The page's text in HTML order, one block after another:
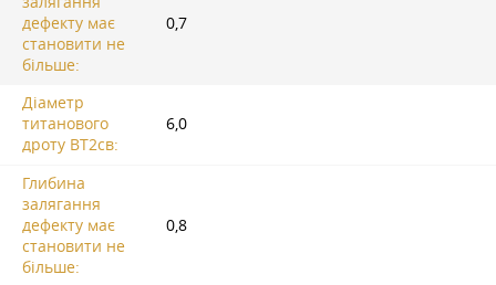
дефекту має
становити не
більше:
0,7
Діаметр
титанового
дроту ВТ2св:
6,0
Глибина
залягання
дефекту має
становити не
більше:
0,8